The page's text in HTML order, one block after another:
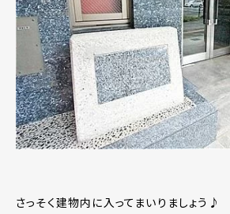
さっそく建物内に入ってまいりましょう♪